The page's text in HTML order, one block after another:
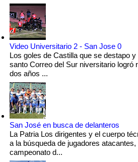
Video Universitario 2 - San Jose 0
Los goles de Castilla que se destapo
santo Correo del Sur niversitario logró
dos años ...
San José en busca de delanteros
La Patria Los dirigentes y el cuerpo
a la búsqueda de jugadores
campeonato d...